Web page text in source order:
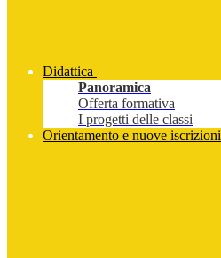
Didattica
Panoramica
Offerta formativa
I progetti delle classi
Orientamento e nuove iscrizioni